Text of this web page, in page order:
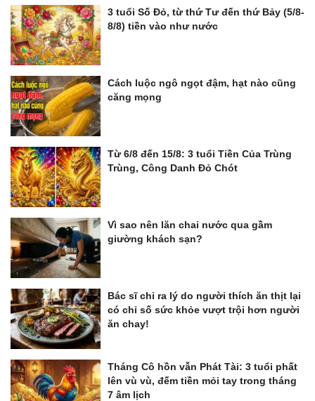
3 tuổi Số Đỏ, từ thứ Tư đến thứ Bảy (5/8-
8/8) tiền vào như nước
Cách luộc ngô ngọt đậm, hạt nào cũng
căng mọng
Từ 6/8 đến 15/8: 3 tuổi Tiền Của Trùng
Trùng, Công Danh Đỏ Chót
Vì sao nên lăn chai nước qua gầm
giường khách sạn?
Bác sĩ chỉ ra lý do người thích ăn thịt lại
có chỉ số sức khỏe vượt trội hơn người
ăn chay!
Tháng Cô hồn vẫn Phát Tài: 3 tuổi phất
lên vù vù, đếm tiền mỏi tay trong tháng
7 âm lịch